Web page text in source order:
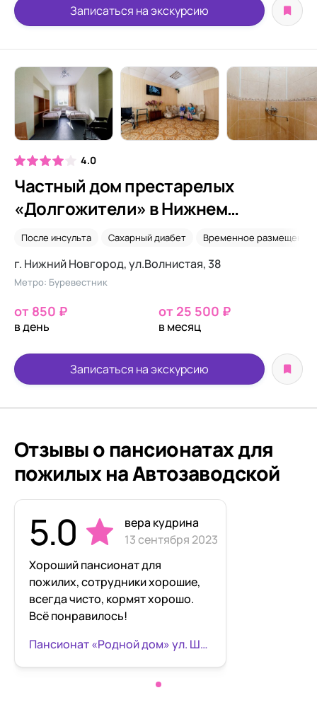
Записаться на экскурсию
4.0
Частный дом престарелых
«Долгожители» в Нижнем
Новгороде
После инсульта Сахарный диабет Временное размещение
г. Нижний Новгород, ул.Волнистая, 38
Метро: Буревестник
от 850 ₽
в день
от 25 500 ₽
в месяц
Записаться на экскурсию
Отзывы о пансионатах для
пожилых на Автозаводской
5.0
вера кудрина
13 сентября 2023
Хороший пансионат для
пожилих, сотрудники хорошие,
всегда чисто, кормят хорошо.
Всё понравилось!
Пансионат «Родной дом» ул. Шлиссельбургская